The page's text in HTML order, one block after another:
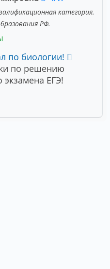
категория.
РФ.
по биологии!
по решению
экзамена ЕГЭ!